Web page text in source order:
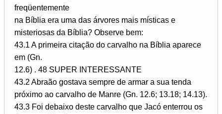
freqüentemente
na Bíblia era uma das árvores mais místicas e
misteriosas da Bíblia? Observe bem:
43.1 A primeira citação do carvalho na Bíblia aparece
em (Gn.
12.6) . 48 SUPER INTERESSANTE
43.2 Abraão gostava sempre de armar a sua tenda
próximo ao carvalho de Manre (Gn. 12.6; 13.18; 14.13).
43.3 Foi debaixo deste carvalho que Jacó enterrou os